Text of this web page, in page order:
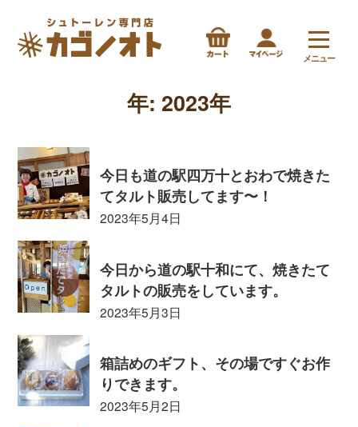
メニュー
年: 2023年
今日も道の駅四万十とおわで焼きた
てタルト販売してます〜！
2023年5月4日
今日から道の駅十和にて、焼きたて
タルトの販売をしています。
2023年5月3日
箱詰めのギフト、その場ですぐお作
りできます。
2023年5月2日